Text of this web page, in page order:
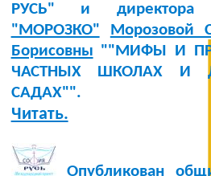
РУСЬ" и
"МОРОЗКО"
Морозовой
Борисовны ""МИФЫ И
ЧАСТНЫХ ШКОЛАХ И
САДАХ"".
Читать.
Опубликован